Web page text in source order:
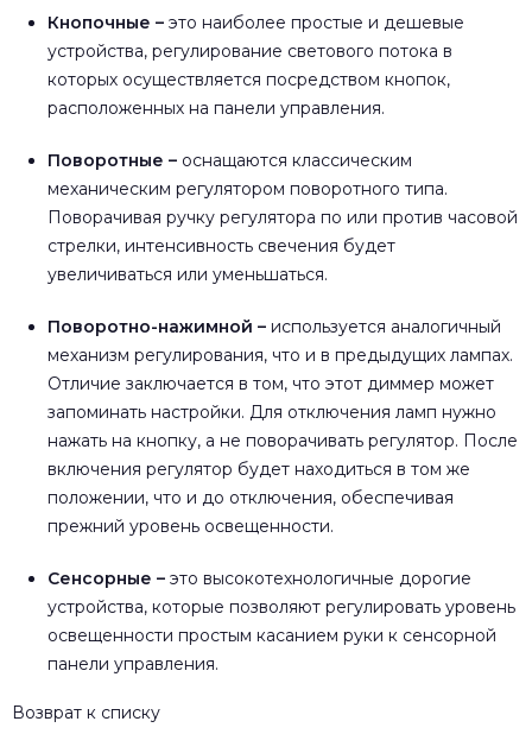
Кнопочные – это наиболее простые и дешевые
устройства, регулирование светового потока в
которых осуществляется посредством кнопок,
расположенных на панели управления.
Поворотные – оснащаются классическим
механическим регулятором поворотного типа.
Поворачивая ручку регулятора по или против часовой
стрелки, интенсивность свечения будет
увеличиваться или уменьшаться.
Поворотно-нажимной – используется аналогичный
механизм регулирования, что и в предыдущих лампах.
Отличие заключается в том, что этот диммер может
запоминать настройки. Для отключения ламп нужно
нажать на кнопку, а не поворачивать регулятор. После
включения регулятор будет находиться в том же
положении, что и до отключения, обеспечивая
прежний уровень освещенности.
Сенсорные – это высокотехнологичные дорогие
устройства, которые позволяют регулировать уровень
освещенности простым касанием руки к сенсорной
панели управления.
Возврат к списку